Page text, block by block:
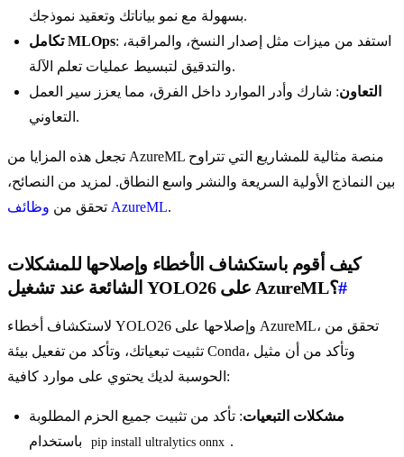
بسهولة مع نمو بياناتك وتعقيد نموذجك.
تكامل MLOps: استفد من ميزات مثل إصدار النسخ، والمراقبة،
والتدقيق لتبسيط عمليات تعلم الآلة.
التعاون: شارك وأدر الموارد داخل الفرق، مما يعزز سير العمل
التعاوني.
تجعل هذه المزايا من AzureML منصة مثالية للمشاريع التي تتراوح
بين النماذج الأولية السريعة والنشر واسع النطاق. لمزيد من النصائح،
تحقق من وظائف AzureML.
كيف أقوم باستكشاف الأخطاء وإصلاحها للمشكلات
الشائعة عند تشغيل YOLO26 على AzureML؟#
لاستكشاف أخطاء YOLO26 وإصلاحها على AzureML، تحقق من
تثبيت تبعياتك، وتأكد من تفعيل بيئة Conda، وتأكد من أن مثيل
الحوسبة لديك يحتوي على موارد كافية:
مشكلات التبعيات: تأكد من تثبيت جميع الحزم المطلوبة
pip install ultralytics onnx .